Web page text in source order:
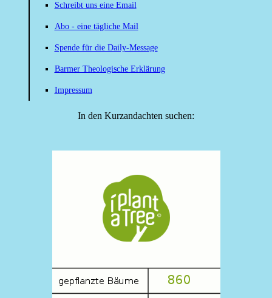
Schreibt uns eine Email
Abo - eine tägliche Mail
Spende für die Daily-Message
Barmer Theologische Erklärung
Impressum
In den Kurzandachten suchen: